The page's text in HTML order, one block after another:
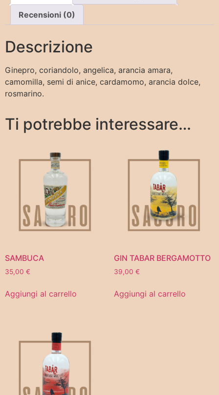
Recensioni (0)
Descrizione
Ginepro, coriandolo, angelica, arancia amara,
camomilla, semi di anice, cardamomo, arancia dolce,
rosmarino.
Ti potrebbe interessare…
SAMBUCA
35,00 €
Aggiungi al carrello
GIN TABAR BERGAMOTTO
39,00 €
Aggiungi al carrello